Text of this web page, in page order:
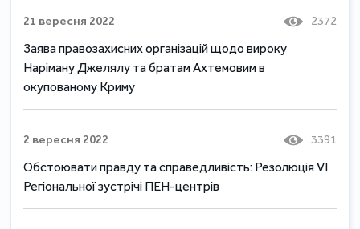
21 вересня 2022 2372
Заява правозахисних організацій щодо вироку
Наріману Джелялу та братам Ахтемовим в
окупованому Криму
2 вересня 2022 3391
Обстоювати правду та справедливість: Резолюція VI
Регіональної зустрічі ПЕН-центрів